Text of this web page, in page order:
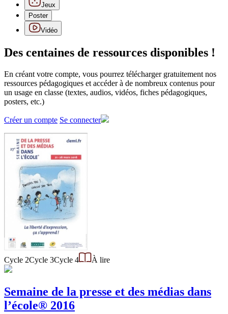
Jeux
Poster
Vidéo
Des centaines de ressources disponibles !
En créant votre compte, vous pourrez télécharger gratuitement nos
ressources pédagogiques et accéder à de nombreux contenus pour
un usage en classe (textes, audios, vidéos, fiches pédagogiques,
posters, etc.)
Créer un compte Se connecter
Cycle 2Cycle 3Cycle 4 À lire
Semaine de la presse et des médias dans
l’école® 2016